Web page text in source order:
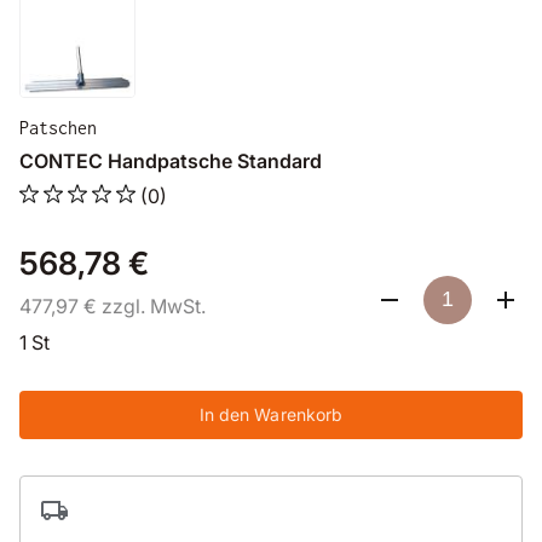
Patschen
CONTEC Handpatsche Standard
(0)
568,78 €
477,97 € zzgl. MwSt.
1 St
In den Warenkorb